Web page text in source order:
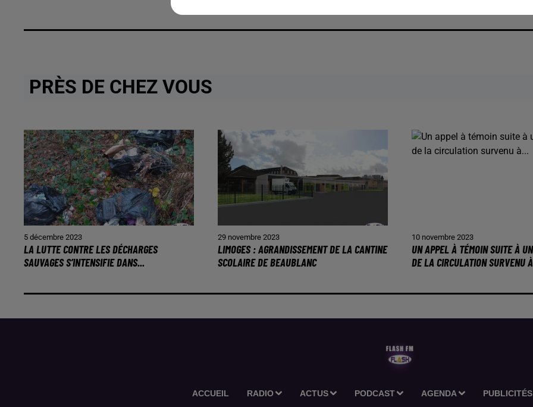
PRÈS DE CHEZ VOUS
5 décembre 2023
LA LUTTE CONTRE LES DÉCHARGES
SAUVAGES S’INTENSIFIE DANS...
29 novembre 2023
LIMOGES : AGRANDISSEMENT DE LA CANTINE
SCOLAIRE DE BEAUBLANC
10 novembre 2023
UN APPEL À TÉMOIN SUITE À
DE LA CIRCULATION SURVENU
ACCUEIL RADIO ACTUS PODCAST AGENDA PUBLICITÉS